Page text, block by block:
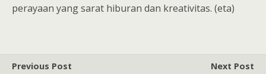
perayaan yang sarat hiburan dan kreativitas. (eta)
Previous Post
Next Post